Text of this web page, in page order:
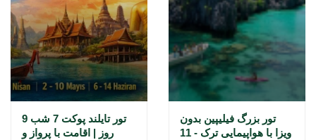
تور تایلند پوکت 7 شب 9
روز | اقامت با پرواز و
تور بزرگ فیلیپین بدون
ویزا با هواپیمایی ترک - 11